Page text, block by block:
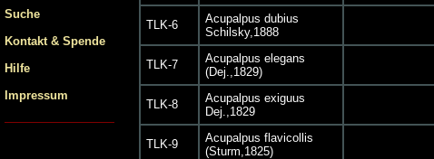
Suche
Kontakt & Spende
Hilfe
Impressum
TLK-6
Acupalpus dubius
Schilsky,1888
TLK-7
Acupalpus elegans
(Dej.,1829)
TLK-8
Acupalpus exiguus
Dej.,1829
TLK-9
Acupalpus flavicollis
(Sturm,1825)